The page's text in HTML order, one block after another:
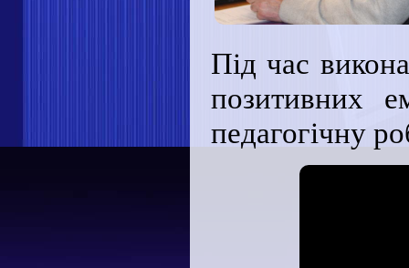
Під час
позитивних
педагогічну